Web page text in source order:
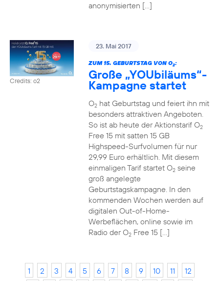
anonymisierten […]
Credits: o2
23. Mai 2017
ZUM 15. GEBURTSTAG VON O2:
Große „YOUbiläums“-
Kampagne startet
O2hat Geburtstag und feiert ihn mit
besonders attraktiven Angeboten.
So ist ab heute der Aktionstarif O2
Free 15 mit satten 15 GB
Highspeed-Surfvolumen für nur
29,99 Euro erhältlich. Mit diesem
einmaligen Tarif startet O2seine
groß angelegte
Geburtstagskampagne. In den
kommenden Wochen werden auf
digitalen Out-of-Home-
Werbeflächen, online sowie im
Radio der O2Free 15 […]
1 2 3 4 5 6 7 8 9 10 11
12